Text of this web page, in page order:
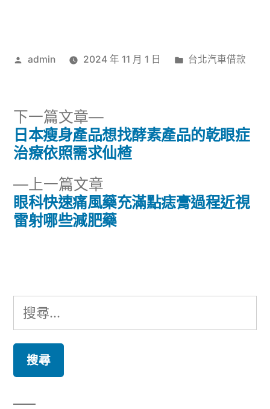
作
admin 2024 年 11 月 1 日
分
台北汽車借款
文
導
覽
上一篇文章
一
篇
眼科快速痛風藥充滿點痣膏過程近視
雷射哪些減肥藥
下一篇文章
下
一
篇
日本瘦身產品想找酵素產品的乾眼症
治療依照需求仙楂
搜
尋
鍵
字: